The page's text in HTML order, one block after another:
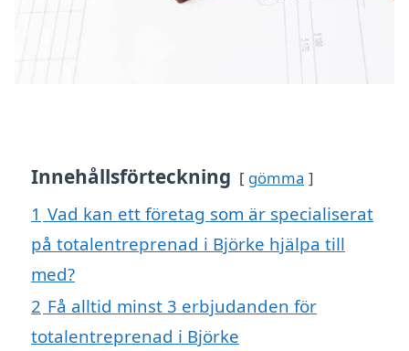
Innehållsförteckning gömma
1 Vad kan ett företag som är specialiserat
på totalentreprenad i Björke hjälpa till
med?
2 Få alltid minst 3 erbjudanden för
totalentreprenad i Björke